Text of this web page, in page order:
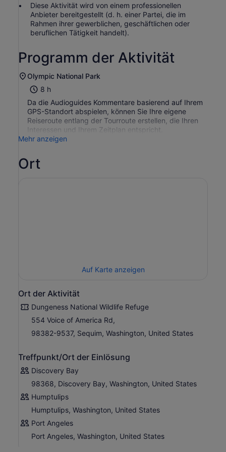
Diese Aktivität wird von einem professionellen
Anbieter bereitgestellt (d. h. einer Partei, die im
Rahmen ihrer gewerblichen, geschäftlichen oder
beruflichen Tätigkeit handelt).
Programm der Aktivität
Olympic National Park
8 h
Da die Audioguides Kommentare basierend auf Ihrem
GPS-Standort abspielen, können Sie Ihre eigene
Reiseroute entlang der Tourroute erstellen, die Ihren
Interessen und Ihrem Zeitplan entspricht.
Mehr anzeigen
Ort
Auf Karte anzeigen
Ort der Aktivität
Dungeness National Wildlife Refuge
554 Voice of America Rd,
98382-9537, Sequim, Washington, United States
Treffpunkt/Ort der Einlösung
Discovery Bay
98368, Discovery Bay, Washington, United States
Humptulips
Humptulips, Washington, United States
Port Angeles
Port Angeles, Washington, United States